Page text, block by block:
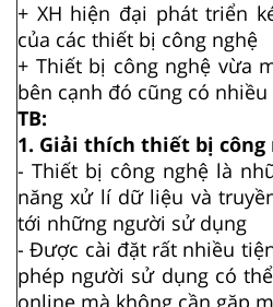
+ XH hiện đại phát triển
của các thiết bị công nghệ
+ Thiết bị công nghệ vừa
bên cạnh đó cũng có nhiều
TB:
1. Giải thích thiết bị công
- Thiết bị công nghệ là
năng xử lí dữ liệu và
tới những người sử dụng
- Được cài đặt rất nhiều
phép người sử dụng có
online mà không cần gặp